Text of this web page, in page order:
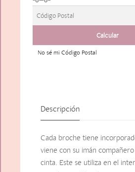
No sé mi Código Postal
Descripción
Cada broche tiene
viene con su imán
cinta. Este se utiliza en el